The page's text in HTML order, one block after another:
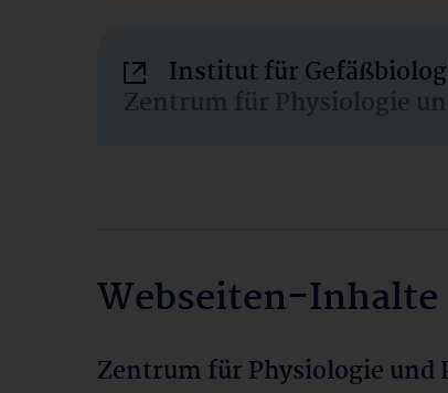
Institut für
Zentrum für Physiologie
Webseiten-Inhalte
Zentrum für Physiologie und